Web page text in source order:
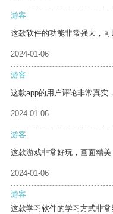
游客
这款软件的功能非常强大，可
2024-01-06
游客
这款app的用户评论非常真实
2024-01-06
游客
这款游戏非常好玩，画面精美
2024-01-06
游客
这款学习软件的学习方式非